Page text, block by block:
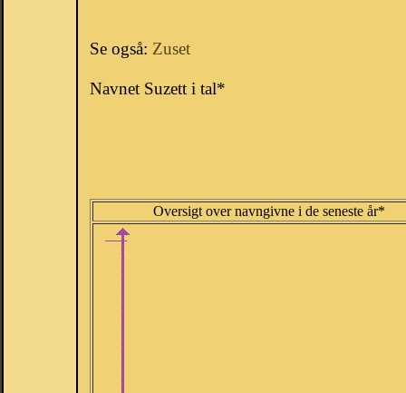
Se også: Zuset
Navnet Suzett i tal*
Oversigt over navngivne i de seneste år*